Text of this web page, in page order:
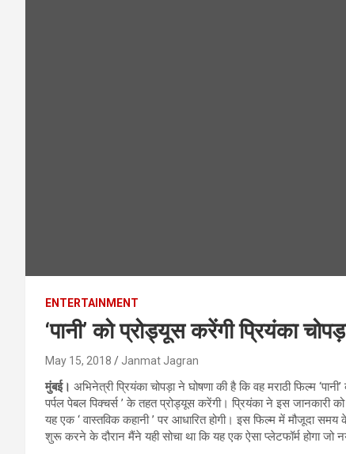
ENTERTAINMENT
‘पानी’ को प्रोड्यूस करेंगी प्रियंका
May 15, 2018 Janmat Jagran
मुंबई। अभिनेत्री प्रियंका चोपड़ा ने घोषणा की है कि वह मराठी फिल्म
पर्पल पेबल पिक्चर्स ’ के तहत प्रोड्यूस करेंगी। प्रियंका ने इस जानकारी
यह एक ‘ वास्तविक कहानी ’ पर आधारित होगी। इस फिल्म में मौजूदा
शुरू करने के दौरान मैंने यही सोचा था कि यह एक ऐसा प्लेटफॉर्म होगा